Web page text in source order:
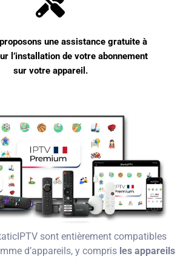
une assistance gratuite à
l’installation de votre abonnement
sur votre appareil.
sont entièrement compatibles
d’appareils, y compris les appareils